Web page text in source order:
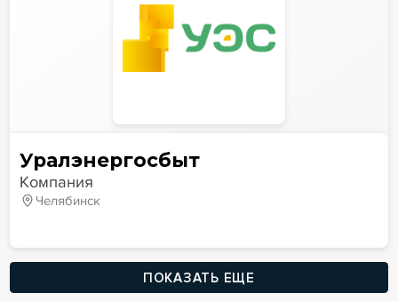
Уралэнергосбыт
Компания
Челябинск
ПОКАЗАТЬ ЕЩЕ